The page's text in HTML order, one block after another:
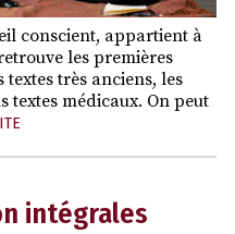
conscient, appartient à
les premières
très anciens, les
textes médicaux. On peut
intégrales